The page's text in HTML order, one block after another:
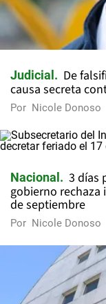
Judicial
De
causa secreta
Por Nicole Donoso
Nacional
3 días
gobierno rechaza
de septiembre
Por Nicole Donoso